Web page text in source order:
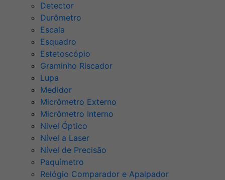
Detector
Durômetro
Escala
Esquadro
Estetoscópio
Graminho Riscador
Lupa
Medidor
Micrômetro Externo
Micrômetro Interno
Nivel Óptico
Nível a Laser
Nível de Precisão
Paquímetro
Relógio Comparador e Apalpador